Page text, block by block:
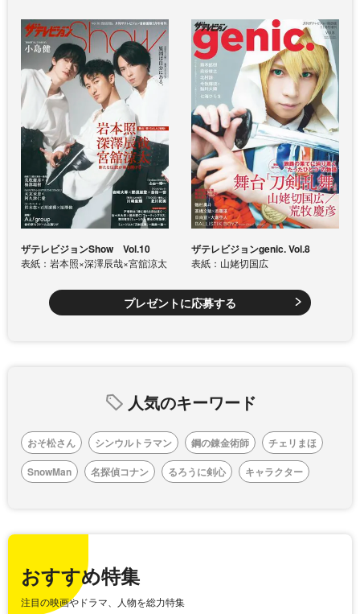
ザテレビジョンShow Vol.10
表紙：岩本照×深澤辰哉×宮舘涼太
ザテレビジョンgenic. Vol.8
表紙：山姥切国広
プレゼントに応募する
人気のキーワード
おそ松さん シンウルトラマン 鋼の錬金術師
チェリまほ
SnowMan
名探偵コナン るろうに剣心 キャラクター
おすすめ特集
注目の映画やドラマ、人物を総力特集